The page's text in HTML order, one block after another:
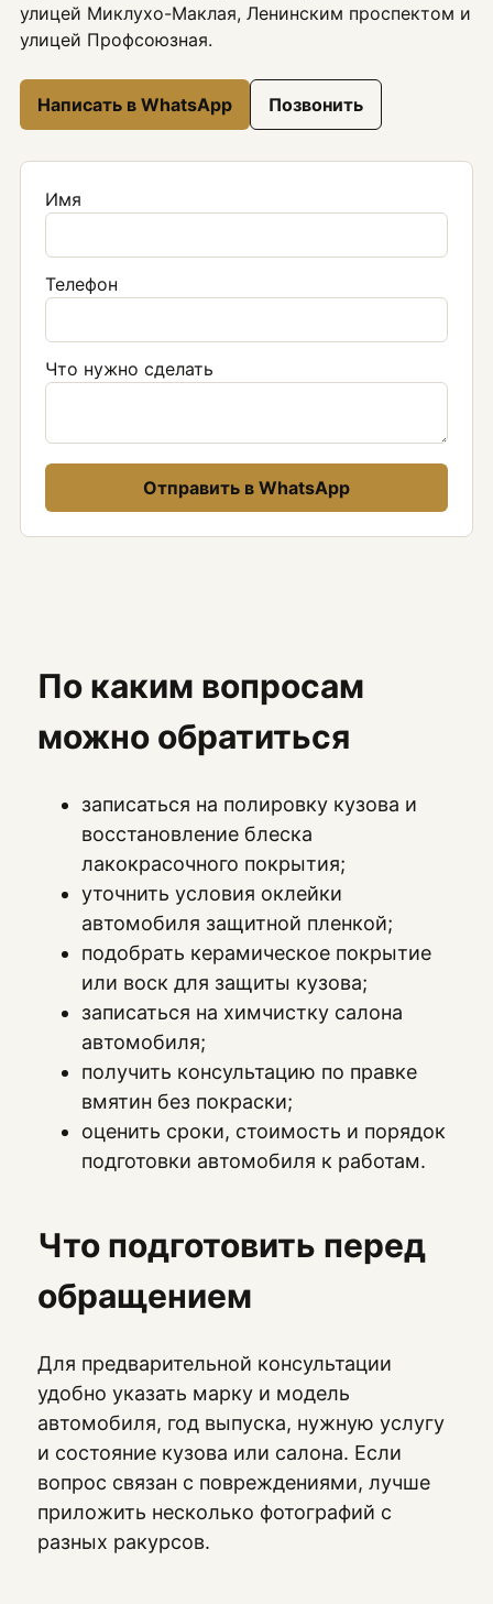
улицей Миклухо-Маклая, Ленинским проспектом и
улицей Профсоюзная.
Написать в WhatsApp Позвонить
Имя
Телефон
Что нужно сделать
Отправить в WhatsApp
По каким вопросам
можно обратиться
записаться на полировку кузова и
восстановление блеска
лакокрасочного покрытия;
уточнить условия оклейки
автомобиля защитной пленкой;
подобрать керамическое покрытие
или воск для защиты кузова;
записаться на химчистку салона
автомобиля;
получить консультацию по правке
вмятин без покраски;
оценить сроки, стоимость и порядок
подготовки автомобиля к работам.
Что подготовить перед
обращением
Для предварительной консультации
удобно указать марку и модель
автомобиля, год выпуска, нужную услугу
и состояние кузова или салона. Если
вопрос связан с повреждениями, лучше
приложить несколько фотографий с
разных ракурсов.